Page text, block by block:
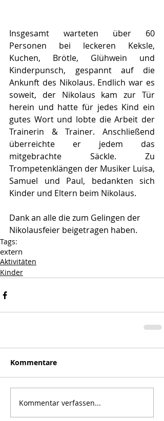
Insgesamt warteten über 60
Personen bei leckeren Keksle,
Kuchen, Brötle, Glühwein und
Kinderpunsch, gespannt auf die
Ankunft des Nikolaus. Endlich war es
soweit, der Nikolaus kam zur Tür
herein und hatte für jedes Kind ein
gutes Wort und lobte die Arbeit der
Trainerin & Trainer. Anschließend
überreichte er jedem das
mitgebrachte Säckle. Zu
Trompetenklängen der Musiker Luisa,
Samuel und Paul, bedankten sich
Kinder und Eltern beim Nikolaus.
Dank an alle die zum Gelingen der
Nikolausfeier beigetragen haben.
Tags:
extern
Aktivitäten
Kinder
Kommentare
Kommentar verfassen...